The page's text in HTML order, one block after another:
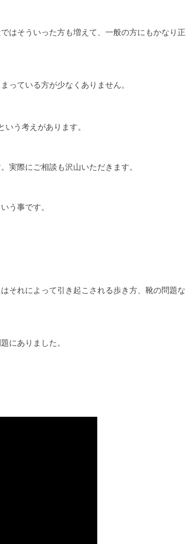
はそういった方も増えて、一般の方にもかなり正
っている方が少なくありません。
いう考えがあります。
実際にご相談も沢山いただきます。
う事です。
それによって引き起こされる歩き方、靴の問題な
にありました。